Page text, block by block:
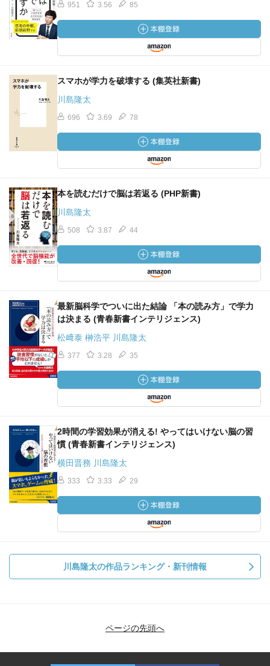
951 3.56 85
スマホが学力を破壊する (集英社新書)
川島隆太
696 3.69 78
本を読むだけで脳は若返る (PHP新書)
川島隆太
508 3.87 44
最新脳科学でついに出た結論 「本の読み方」で学力
は決まる (青春新書インテリジェンス)
松﨑泰 榊浩平 川島隆太
377 3.28 35
2時間の学習効果が消える! やってはいけない脳の習
慣 (青春新書インテリジェンス)
横田晋務 川島隆太
333 3.33 29
川島隆太の作品ランキング・新刊情報
ページの先頭へ